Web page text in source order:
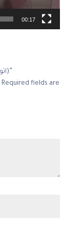
00:17
Be the first to review “JCK-15 (اثواب الاطفال)”
Required fields are